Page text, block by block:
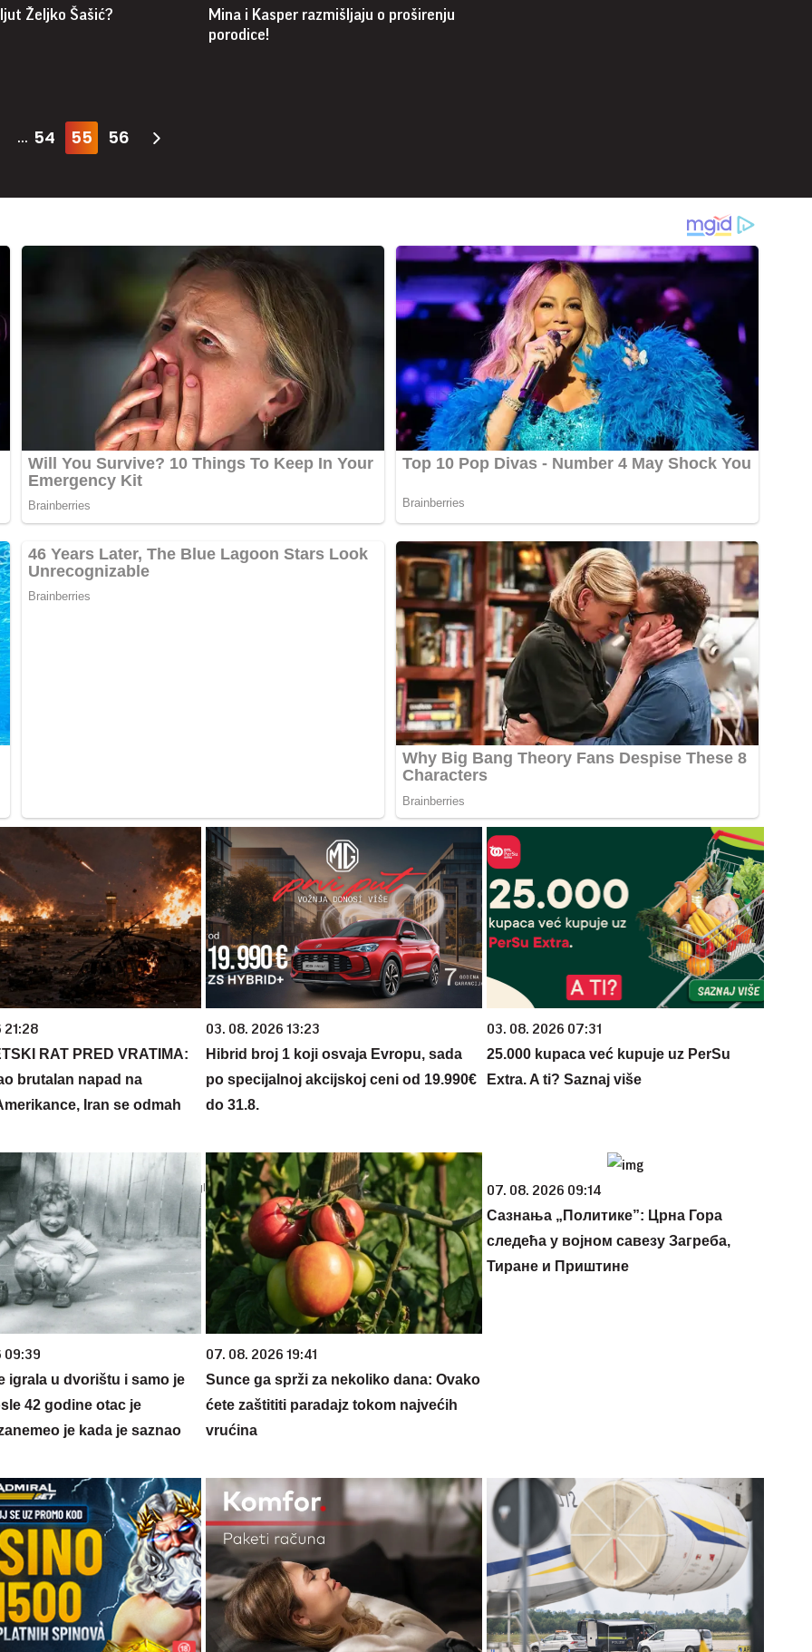
Željko Šašić?
Mina i Kasper razmišljaju o proširenju
porodice!
... 54 55 56
21:28
RAT PRED VRATIMA:
brutalan napad na
Iran se odmah
03. 08. 2026 13:23
Hibrid broj 1 koji osvaja Evropu, sada
po specijalnoj akcijskoj ceni od 19.990€
do 31.8.
03. 08. 2026 07:31
25.000 kupaca već kupuje uz PerSu
Extra. A ti? Saznaj više
09:39
igrala u dvorištu i samo je
42 godine otac je
je kada je saznao
07. 08. 2026 19:41
Sunce ga sprži za nekoliko dana: Ovako
ćete zaštititi paradajz tokom najvećih
vrućina
07. 08. 2026 09:14
Сазнања „Политике”: Црна Гора
следећа у војном савезу Загреба,
Тиране и Приштине